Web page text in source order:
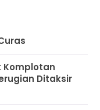
Komplotan
Ditaksir